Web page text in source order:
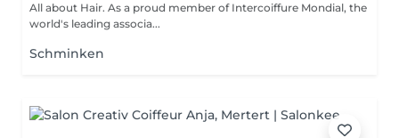
All about Hair. As a proud member of Intercoiffure Mondial, the
world's leading associa...
Schminken